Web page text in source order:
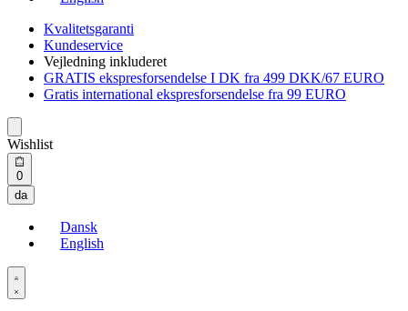
Kvalitetsgaranti
Kundeservice
Vejledning inkluderet
GRATIS ekspresforsendelse I DK fra 499 DKK/67 EURO
Gratis international ekspresforsendelse fra 99 EURO
Wishlist
0Open
cart
da
Dansk
English
Open
Account
details